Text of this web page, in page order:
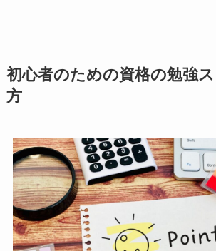
初心者のための資格の勉強
方